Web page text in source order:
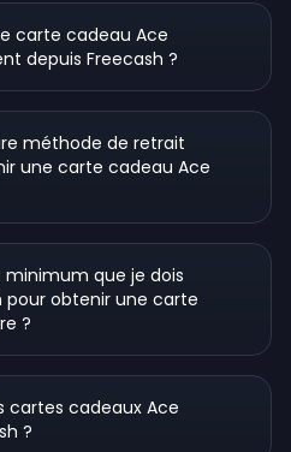
carte cadeau Ace
depuis Freecash ?
méthode de retrait
une carte cadeau Ace
que je dois
pour obtenir une carte
?
cartes cadeaux Ace
?